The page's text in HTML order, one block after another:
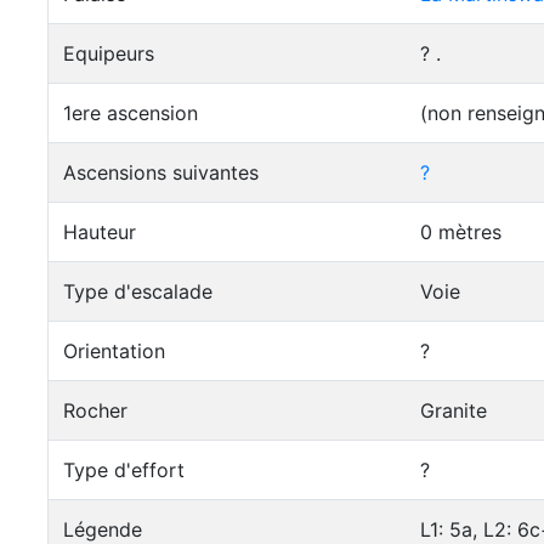
Equipeurs ? .
1ere ascension (non
Ascensions suivantes ?
Hauteur 0 mètres
Type d'escalade Voie
Orientation ?
Rocher Granite
Type d'effort ?
Légende L1: 5a, L2: